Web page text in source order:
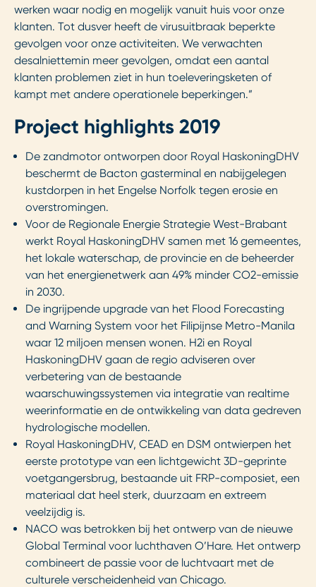
werken waar nodig en mogelijk vanuit huis voor onze
klanten. Tot dusver heeft de virusuitbraak beperkte
gevolgen voor onze activiteiten. We verwachten
desalniettemin meer gevolgen, omdat een aantal
klanten problemen ziet in hun toeleveringsketen of
kampt met andere operationele beperkingen.”
Project highlights 2019
De zandmotor ontworpen door Royal HaskoningDHV
beschermt de Bacton gasterminal en nabijgelegen
kustdorpen in het Engelse Norfolk tegen erosie en
overstromingen.
Voor de Regionale Energie Strategie West-Brabant
werkt Royal HaskoningDHV samen met 16 gemeentes,
het lokale waterschap, de provincie en de beheerder
van het energienetwerk aan 49% minder CO2-emissie
in 2030.
De ingrijpende upgrade van het Flood Forecasting
and Warning System voor het Filipijnse Metro-Manila
waar 12 miljoen mensen wonen. H2i en Royal
HaskoningDHV gaan de regio adviseren over
verbetering van de bestaande
waarschuwingssystemen via integratie van realtime
weerinformatie en de ontwikkeling van data gedreven
hydrologische modellen.
Royal HaskoningDHV, CEAD en DSM ontwierpen het
eerste prototype van een lichtgewicht 3D-geprinte
voetgangersbrug, bestaande uit FRP-composiet, een
materiaal dat heel sterk, duurzaam en extreem
veelzijdig is.
NACO was betrokken bij het ontwerp van de nieuwe
Global Terminal voor luchthaven O’Hare. Het ontwerp
combineert de passie voor de luchtvaart met de
culturele verscheidenheid van Chicago.